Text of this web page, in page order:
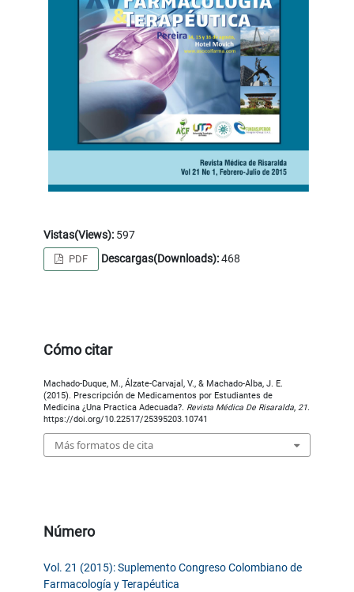
Vistas(Views): 597
PDF Descargas(Downloads):468
Cómo citar
Machado-Duque, M., Álzate-Carvajal, V., & Machado-Alba, J. E.
(2015). Prescripción de Medicamentos por Estudiantes de
Medicina ¿Una Practica Adecuada?. Revista Médica De Risaralda,21.
https://doi.org/10.22517/25395203.10741
Más formatos de cita
Número
Vol. 21 (2015): Suplemento Congreso Colombiano de
Farmacología y Terapéutica